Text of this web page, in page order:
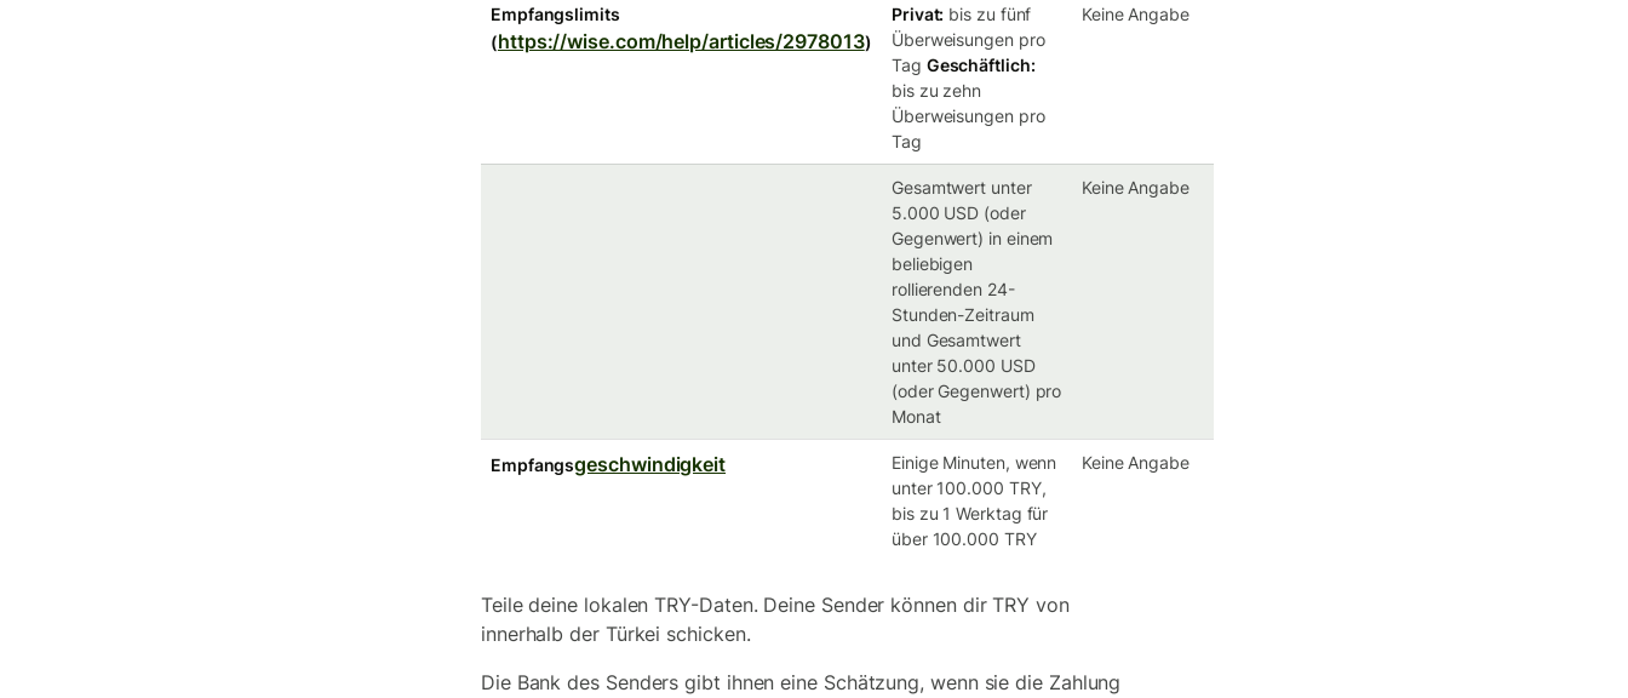
Empfangslimits
(https://wise.com/help/articles/2978013)
Privat: bis zu fünf
Überweisungen pro
Tag Geschäftlich:
bis zu zehn
Überweisungen pro
Tag
Keine Angabe
Gesamtwert unter
5.000 USD (oder
Gegenwert) in einem
beliebigen
rollierenden 24-
Stunden-Zeitraum
und Gesamtwert
unter 50.000 USD
(oder Gegenwert) pro
Monat
Keine Angabe
Empfangsgeschwindigkeit
Einige Minuten, wenn
unter 100.000 TRY,
bis zu 1 Werktag für
über 100.000 TRY
Keine Angabe
Teile deine lokalen TRY-Daten. Deine Sender können dir TRY von
innerhalb der Türkei schicken.
Die Bank des Senders gibt ihnen eine Schätzung, wenn sie die Zahlung